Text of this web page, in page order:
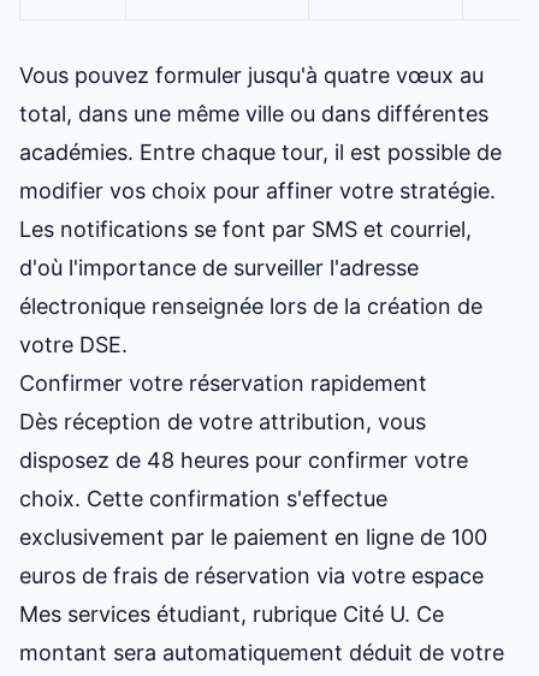
Vous pouvez formuler jusqu'à quatre vœux au
total, dans une même ville ou dans différentes
académies. Entre chaque tour, il est possible de
modifier vos choix pour affiner votre stratégie.
Les notifications se font par SMS et courriel,
d'où l'importance de surveiller l'adresse
électronique renseignée lors de la création de
votre DSE.
Confirmer votre réservation rapidement
Dès réception de votre attribution, vous
disposez de 48 heures pour confirmer votre
choix. Cette confirmation s'effectue
exclusivement par le paiement en ligne de 100
euros de frais de réservation via votre espace
Mes services étudiant, rubrique Cité U. Ce
montant sera automatiquement déduit de votre